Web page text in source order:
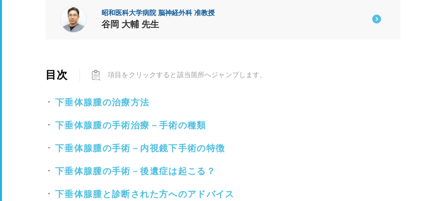
昭和医科大学病院 脳神経外科 准教授
谷岡 大輔 先生
目次 項目をクリックすると該当箇所へジャンプします。
下垂体腺腫の治療方法
下垂体腺腫の手術治療－手術の種類
下垂体腺腫の手術－内視鏡下手術の特徴
下垂体腺腫の手術－後遺症は起こる？
下垂体腺腫と診断された方へのアドバイス